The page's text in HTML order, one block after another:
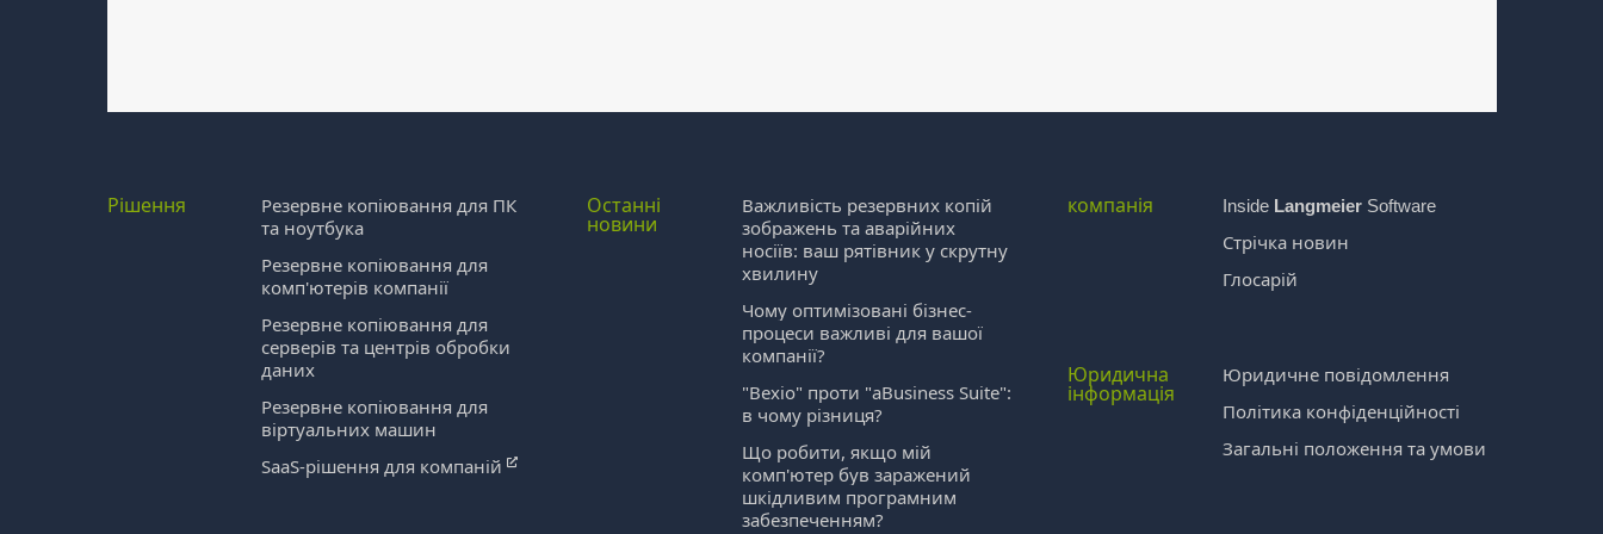
Рішення
Резервне копіювання для ПК
та ноутбука
Резервне копіювання для
комп'ютерів компанії
Резервне копіювання для
серверів та центрів обробки
даних
Резервне копіювання для
віртуальних машин
SaaS-рішення для компаній
Останні
новини
Важливість резервних копій
зображень та аварійних
носіїв: ваш рятівник у скрутну
хвилину
Чому оптимізовані бізнес-
процеси важливі для вашої
компанії?
"Bexio" проти "aBusiness Suite":
в чому різниця?
Що робити, якщо мій
комп'ютер був заражений
шкідливим програмним
забезпеченням?
компанія Inside LangmeierSoftware
Стрічка новин
Глосарій
Юридична
інформація
Юридичне повідомлення
Політика конфіденційності
Загальні положення та умови